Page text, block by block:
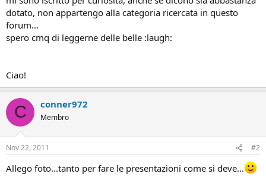
t
e
r
dotato, non appartengo alla categoria ricercata in questo
forum...
spero cmq di leggerne delle belle :laugh:
Ciao!
C conner972
Membro
Nov 22, 2011 #2
Allego foto...tanto per fare le presentazioni come si deve...